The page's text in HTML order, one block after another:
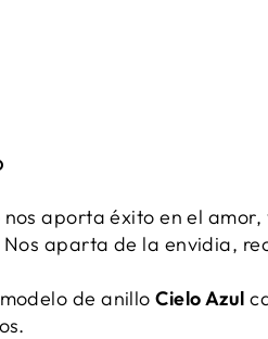
nos aporta éxito en el
aparta de la envidia,
de anilloCielo Azul